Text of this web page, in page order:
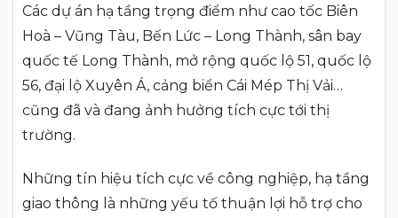
Các dự án hạ tầng trọng điểm như cao tốc Biên
Hoà – Vũng Tàu, Bến Lức – Long Thành, sân bay
quốc tế Long Thành, mở rộng quốc lộ 51, quốc lộ
56, đại lộ Xuyên Á, cảng biển Cái Mép Thị Vải…
cũng đã và đang ảnh hưởng tích cực tới thị
trường.
Những tín hiệu tích cực về công nghiệp, hạ tầng
giao thông là những yếu tố thuận lợi hỗ trợ cho